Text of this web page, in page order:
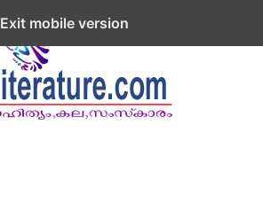
Exit mobile version